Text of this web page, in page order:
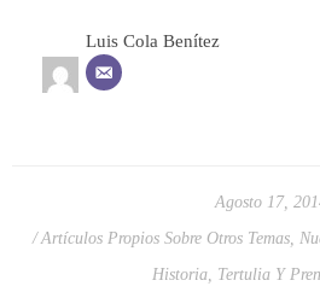
Luis Cola Benítez
Agosto 17,
Artículos Propios Sobre Otros Temas
Historia Tertulia Y